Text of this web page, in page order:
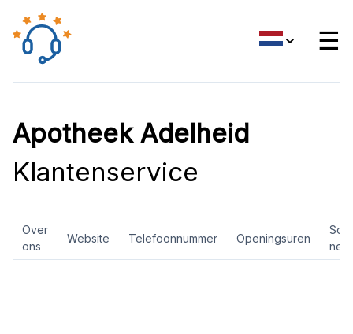
☰
Apotheek Adelheid
Klantenservice
Over
ons
Website Telefoonnummer Openingsuren